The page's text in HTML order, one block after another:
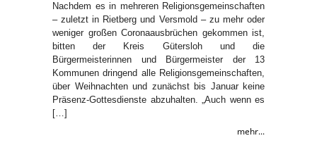
Nachdem es in mehreren Religionsgemeinschaften
– zuletzt in Rietberg und Versmold – zu mehr oder
weniger großen Coronaausbrüchen gekommen ist,
bitten der Kreis Gütersloh und die
Bürgermeisterinnen und Bürgermeister der 13
Kommunen dringend alle Religionsgemeinschaften,
über Weihnachten und zunächst bis Januar keine
Präsenz-Gottesdienste abzuhalten. „Auch wenn es
[…]
mehr...